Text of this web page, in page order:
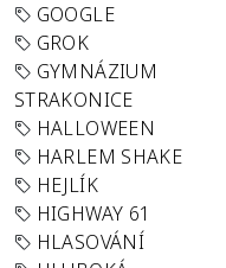
GOOGLE
GROK
GYMNÁZIUM
STRAKONICE
HALLOWEEN
HARLEM SHAKE
HEJLÍK
HIGHWAY 61
HLASOVÁNÍ